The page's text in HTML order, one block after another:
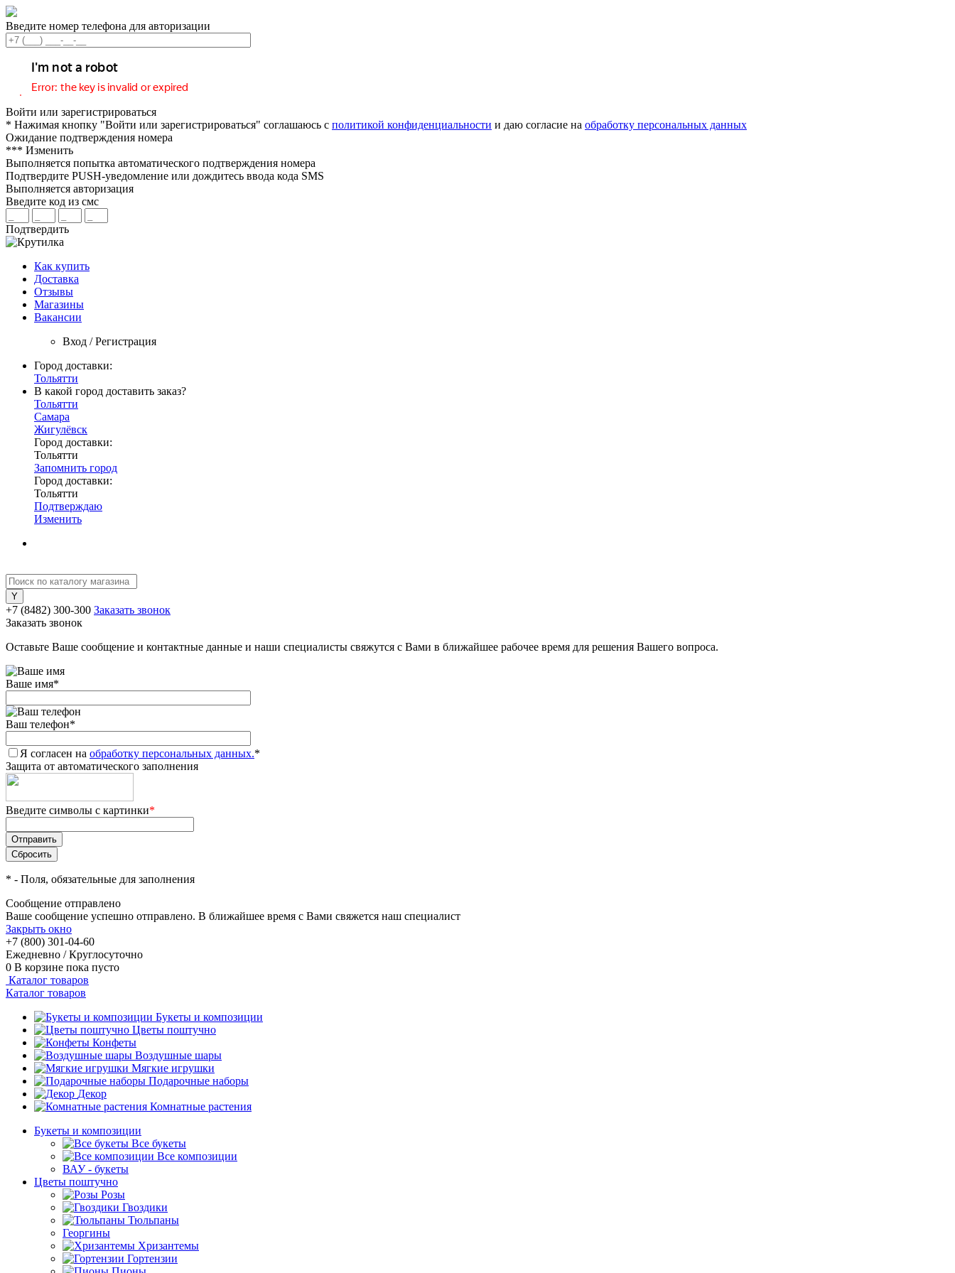
Введите номер телефона для авторизации
Войти или зарегистрироваться
* Нажимая кнопку "Войти или зарегистрироваться" соглашаюсь с политикой конфиденциальности и даю согласие на обработку персональных данных
Ожидание подтверждения номера
*** Изменить
Выполняется попытка автоматического подтверждения номера
Подтвердите PUSH-уведомление или дождитесь ввода кода SMS
Выполняется авторизация
Введите код из смс
Подтвердить
Как купить
Доставка
Отзывы
Магазины
Вакансии
Вход / Регистрация
Город доставки:
Тольятти
В какой город доставить заказ?
Тольятти
Самара
Жигулёвск
Город доставки:
Тольятти
Запомнить город
Город доставки:
Тольятти
Подтверждаю
Изменить
+7 (8482) 300-300 Заказать звонок
Заказать звонок
Оставьте Ваше сообщение и контактные данные и наши специалисты свяжутся с Вами в ближайшее рабочее время для решения Вашего вопроса.
Ваше имя*
Ваш телефон*
Я согласен на обработку персональных данных.*
Защита от автоматического заполнения
Введите символы с картинки*
* - Поля, обязательные для заполнения
Сообщение отправлено
Ваше сообщение успешно отправлено. В ближайшее время с Вами свяжется наш специалист
Закрыть окно
+7 (800) 301-04-60
Ежедневно / Круглосуточно
0 В корзине пока пусто
Каталог товаров
Каталог товаров
Букеты и композиции
Цветы поштучно
Конфеты
Воздушные шары
Мягкие игрушки
Подарочные наборы
Декор
Комнатные растения
Букеты и композиции
Все букеты
Все композиции
ВАУ - букеты
Цветы поштучно
Розы
Гвоздики
Тюльпаны
Георгины
Хризантемы
Гортензии